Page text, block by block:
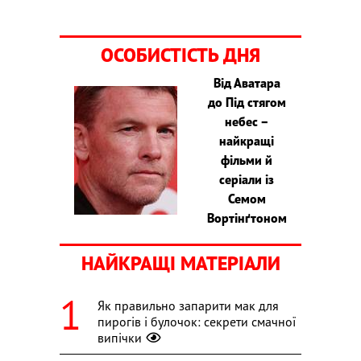
ОСОБИСТІСТЬ ДНЯ
Від Аватара
до Під стягом
небес –
найкращі
фільми й
серіали із
Семом
Вортінґтоном
НАЙКРАЩІ МАТЕРІАЛИ
Як правильно запарити мак для
пирогів і булочок: секрети смачної
випічки